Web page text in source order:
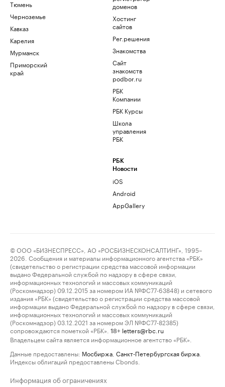
Тюмень
Черноземье
Кавказ
Карелия
Мурманск
Приморский
край
доменов
Хостинг
сайтов
Рег.решения
Знакомства
Сайт
знакомств
podbor.ru
РБК
Компании
РБК Курсы
Школа
управления
РБК
РБК
Новости
iOS
Android
AppGallery
© ООО «БИЗНЕСПРЕСС», АО «РОСБИЗНЕСКОНСАЛТИНГ», 1995–
2026. Сообщения и материалы информационного агентства «РБК»
(свидетельство о регистрации средства массовой информации
выдано Федеральной службой по надзору в сфере связи,
информационных технологий и массовых коммуникаций
(Роскомнадзор) 09.12.2015 за номером ИА №ФС77-63848) и сетевого
издания «РБК» (свидетельство о регистрации средства массовой
информации выдано Федеральной службой по надзору в сфере связи,
информационных технологий и массовых коммуникаций
(Роскомнадзор) 03.12.2021 за номером ЭЛ №ФС77-82385)
сопровождаются пометкой «РБК».
18+ letters@rbc.ru
Владельцем сайта является информационное агентство «РБК».
Данные предоставлены: Мосбиржа Санкт-Петербургская биржа
Индексы облигаций предоставлены Cbonds.
Информация об ограничениях